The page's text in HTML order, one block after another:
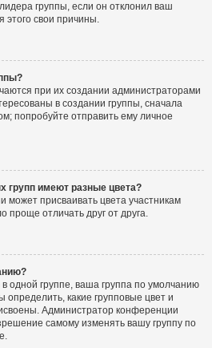
группы, если он отклонил ваш
этого свои причины.
при их создании администраторами
в создании группы, сначала
попробуйте отправить ему личное
групп имеют разные цвета?
может присваивать цвета участникам
проще отличать друг от друга.
одной группе, ваша группа по умолчанию
определить, какие групповые цвет и
Администратор конференции
самому изменять вашу группу по